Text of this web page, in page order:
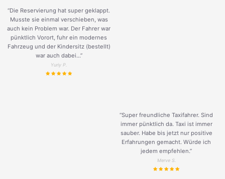
“Die Reservierung hat super geklappt.
Musste sie einmal verschieben, was
auch kein Problem war. Der Fahrer war
pünktlich Vorort, fuhr ein modernes
Fahrzeug und der Kindersitz (bestellt)
war auch dabei...”
Yuriy P.
“Super freundliche Taxifahrer. Sind
immer pünktlich da. Taxi ist immer
sauber. Habe bis jetzt nur positive
Erfahrungen gemacht. Würde ich
jedem empfehlen.”
Merve S.